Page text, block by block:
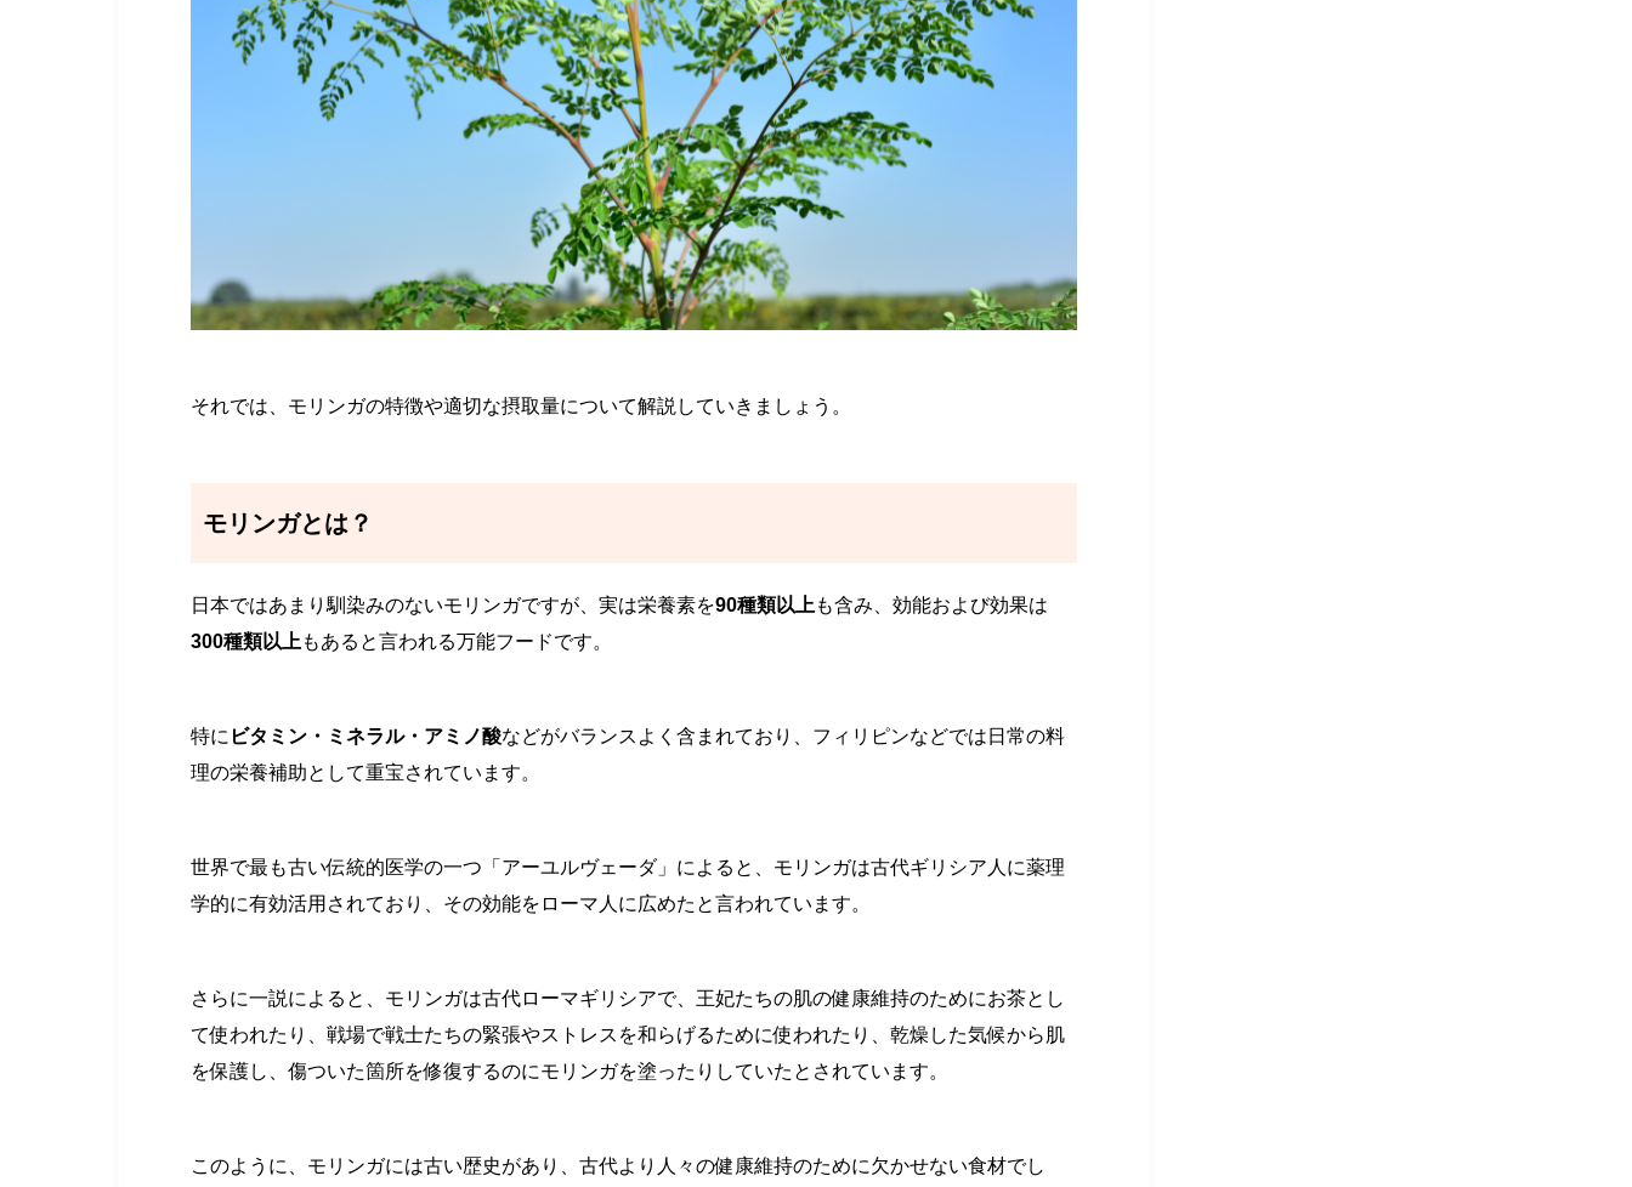
それでは、モリンガの特徴や適切な摂取量について解説していきましょう。
モリンガとは？
日本ではあまり馴染みのないモリンガですが、実は栄養素を90種類以上 も含み、効能および効果は
300種類以上 もあると言われる万能フードです。
特に ビタミン・ミネラル・アミノ酸などがバランスよく含まれており、フィリピンなどでは日常の料
理の栄養補助として重宝されています。
世界で最も古い伝統的医学の一つ「アーユルヴェーダ」によると、モリンガは古代ギリシア人に薬理
学的に有効活用されており、その効能をローマ人に広めたと言われています。
さらに一説によると、モリンガは古代ローマギリシアで、王妃たちの肌の健康維持のためにお茶とし
て使われたり、戦場で戦士たちの緊張やストレスを和らげるために使われたり、乾燥した気候から肌
を保護し、傷ついた箇所を修復するのにモリンガを塗ったりしていたとされています。
このように、モリンガには古い歴史があり、古代より人々の健康維持のために欠かせない食材でし